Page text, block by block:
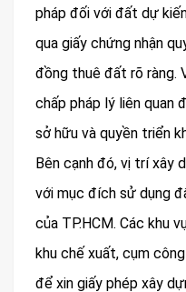
pháp đối với đất dự
qua giấy chứng nhận
đồng thuê đất rõ ràng.
chấp pháp lý liên quan
sở hữu và quyền triển
Bên cạnh đó, vị trí xây
với mục đích sử dụng
của TP.HCM. Các khu
khu chế xuất, cụm
để xin giấy phép xây